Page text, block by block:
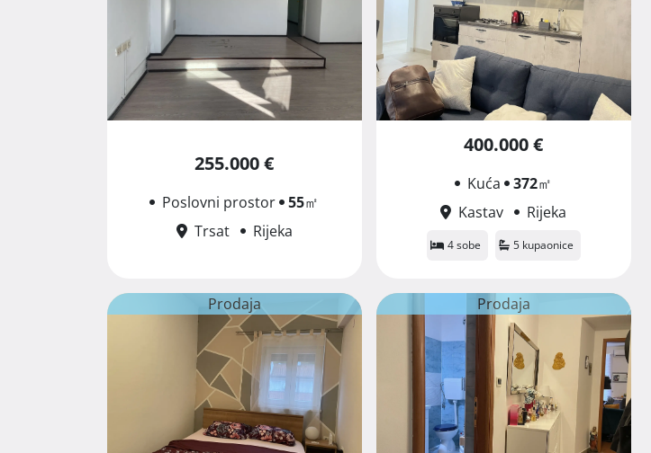
255.000 €
Poslovni prostor 55㎡
Trsat
Rijeka
400.000 €
Kuća 372㎡
Kastav
Rijeka
4 sobe 5 kupaonice
Prodaja Prodaja